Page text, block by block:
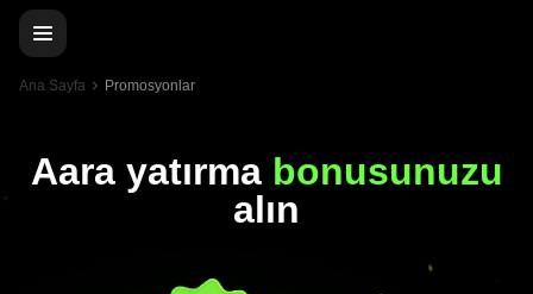
Ana Sayfa Promosyonlar
Aara yatırma bonusunuzu
alın